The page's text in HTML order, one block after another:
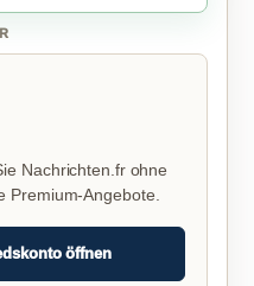
Nachrichten.fr ohne
Premium-Angebote.
öffnen